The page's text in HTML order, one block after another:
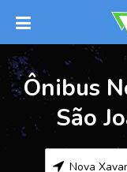
Ônibus
São